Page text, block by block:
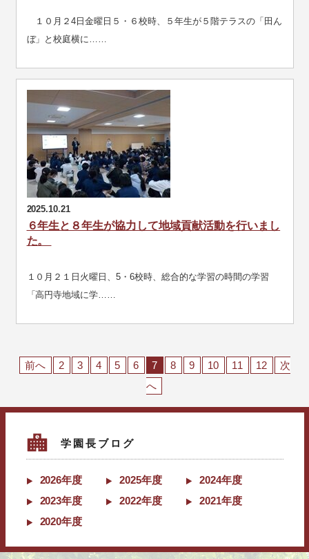
１０月２4日金曜日５・６校時、５年生が５階テラスの「田ん
ぼ」と校庭横に……
2025.10.21
６年生と８年生が協力して地域貢献活動を行いまし
た。
１０月２１日火曜日、5・6校時、総合的な学習の時間の学習
「高円寺地域に学……
前へ 2 3 4 5 6 7 8 9 10 11 12
次
へ
学園長ブログ
2026年度 2025年度
2024年度
2023年度
2022年度
2021年度
2020年度